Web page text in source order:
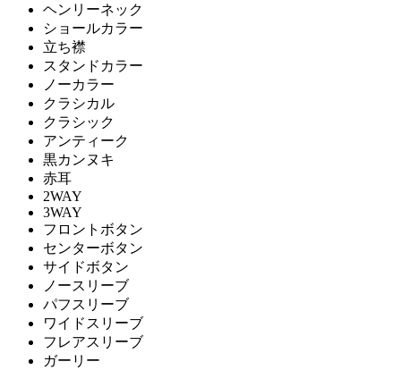
ヘンリーネック
ショールカラー
立ち襟
スタンドカラー
ノーカラー
クラシカル
クラシック
アンティーク
黒カンヌキ
赤耳
2WAY
3WAY
フロントボタン
センターボタン
サイドボタン
ノースリーブ
パフスリーブ
ワイドスリーブ
フレアスリーブ
ガーリー